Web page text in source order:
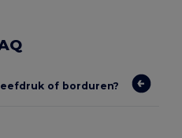
of borduren?